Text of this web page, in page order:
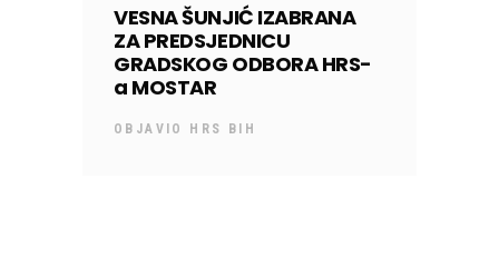
VESNA ŠUNJIĆ IZABRANA
ZA PREDSJEDNICU
GRADSKOG ODBORA HRS-
a MOSTAR
OBJAVIO HRS BIH